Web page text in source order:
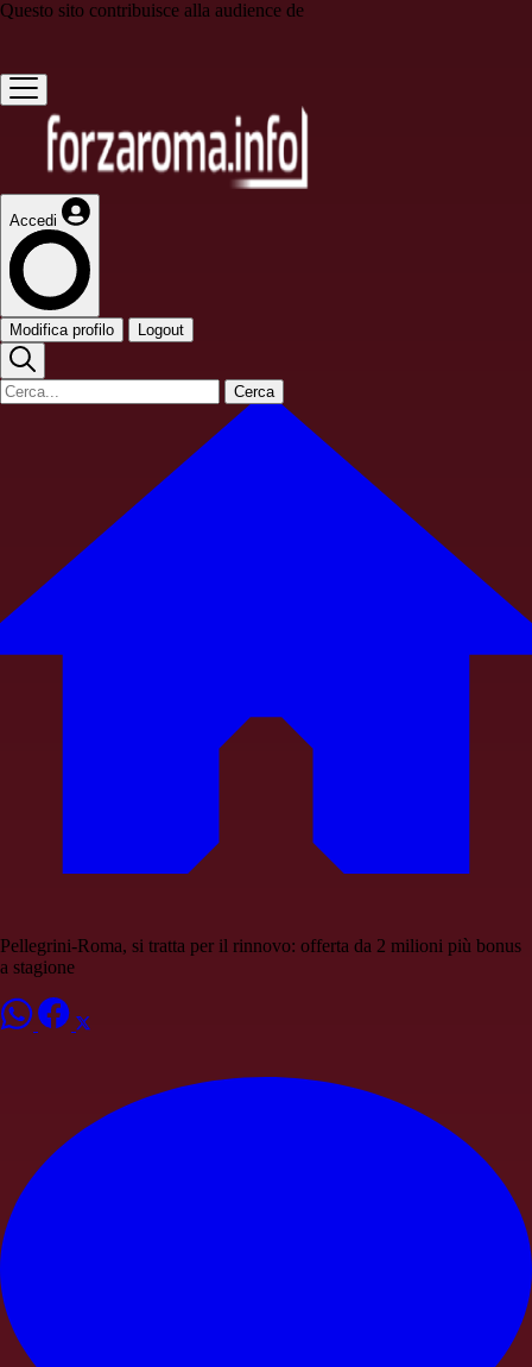
Questo sito contribuisce alla audience de
Accedi
Modifica profilo Logout
Cerca
Pellegrini-Roma, si tratta per il rinnovo: offerta da 2 milioni più bonus
a stagione